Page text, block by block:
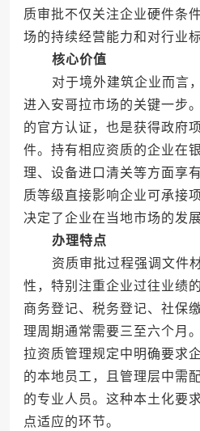
质审批不仅关注企业硬件条
场的持续经营能力和对行业
核心价值
对于境外建筑企业而言，
进入安哥拉市场的关键一步
的官方认证，也是获得政府
件。持有相应资质的企业在
理、设备进口清关等方面享
质等级直接影响企业可承接
决定了企业在当地市场的发展
办理特点
资质审批过程强调文件材
性，特别注重企业过往业绩
商务登记、税务登记、社保
理周期通常需要三至六个月
拉资质管理规定中明确要求
的本地员工，且管理层中需
的专业人员。这种本土化要
点适应的环节。